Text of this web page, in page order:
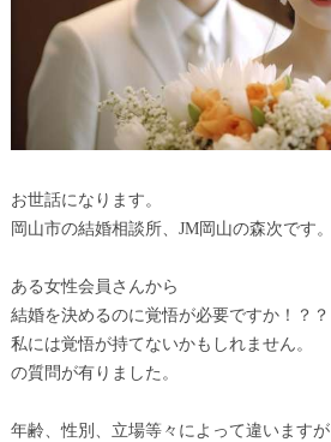
お世話になります。
岡山市の結婚相談所、JM岡山の森次です。
ある女性会員さんから
結婚を決めるのに覚悟が必要ですか！？？
私には覚悟が持てないかもしれません。
の質問が有りました。
年齢、性別、立場等々によって違いますが